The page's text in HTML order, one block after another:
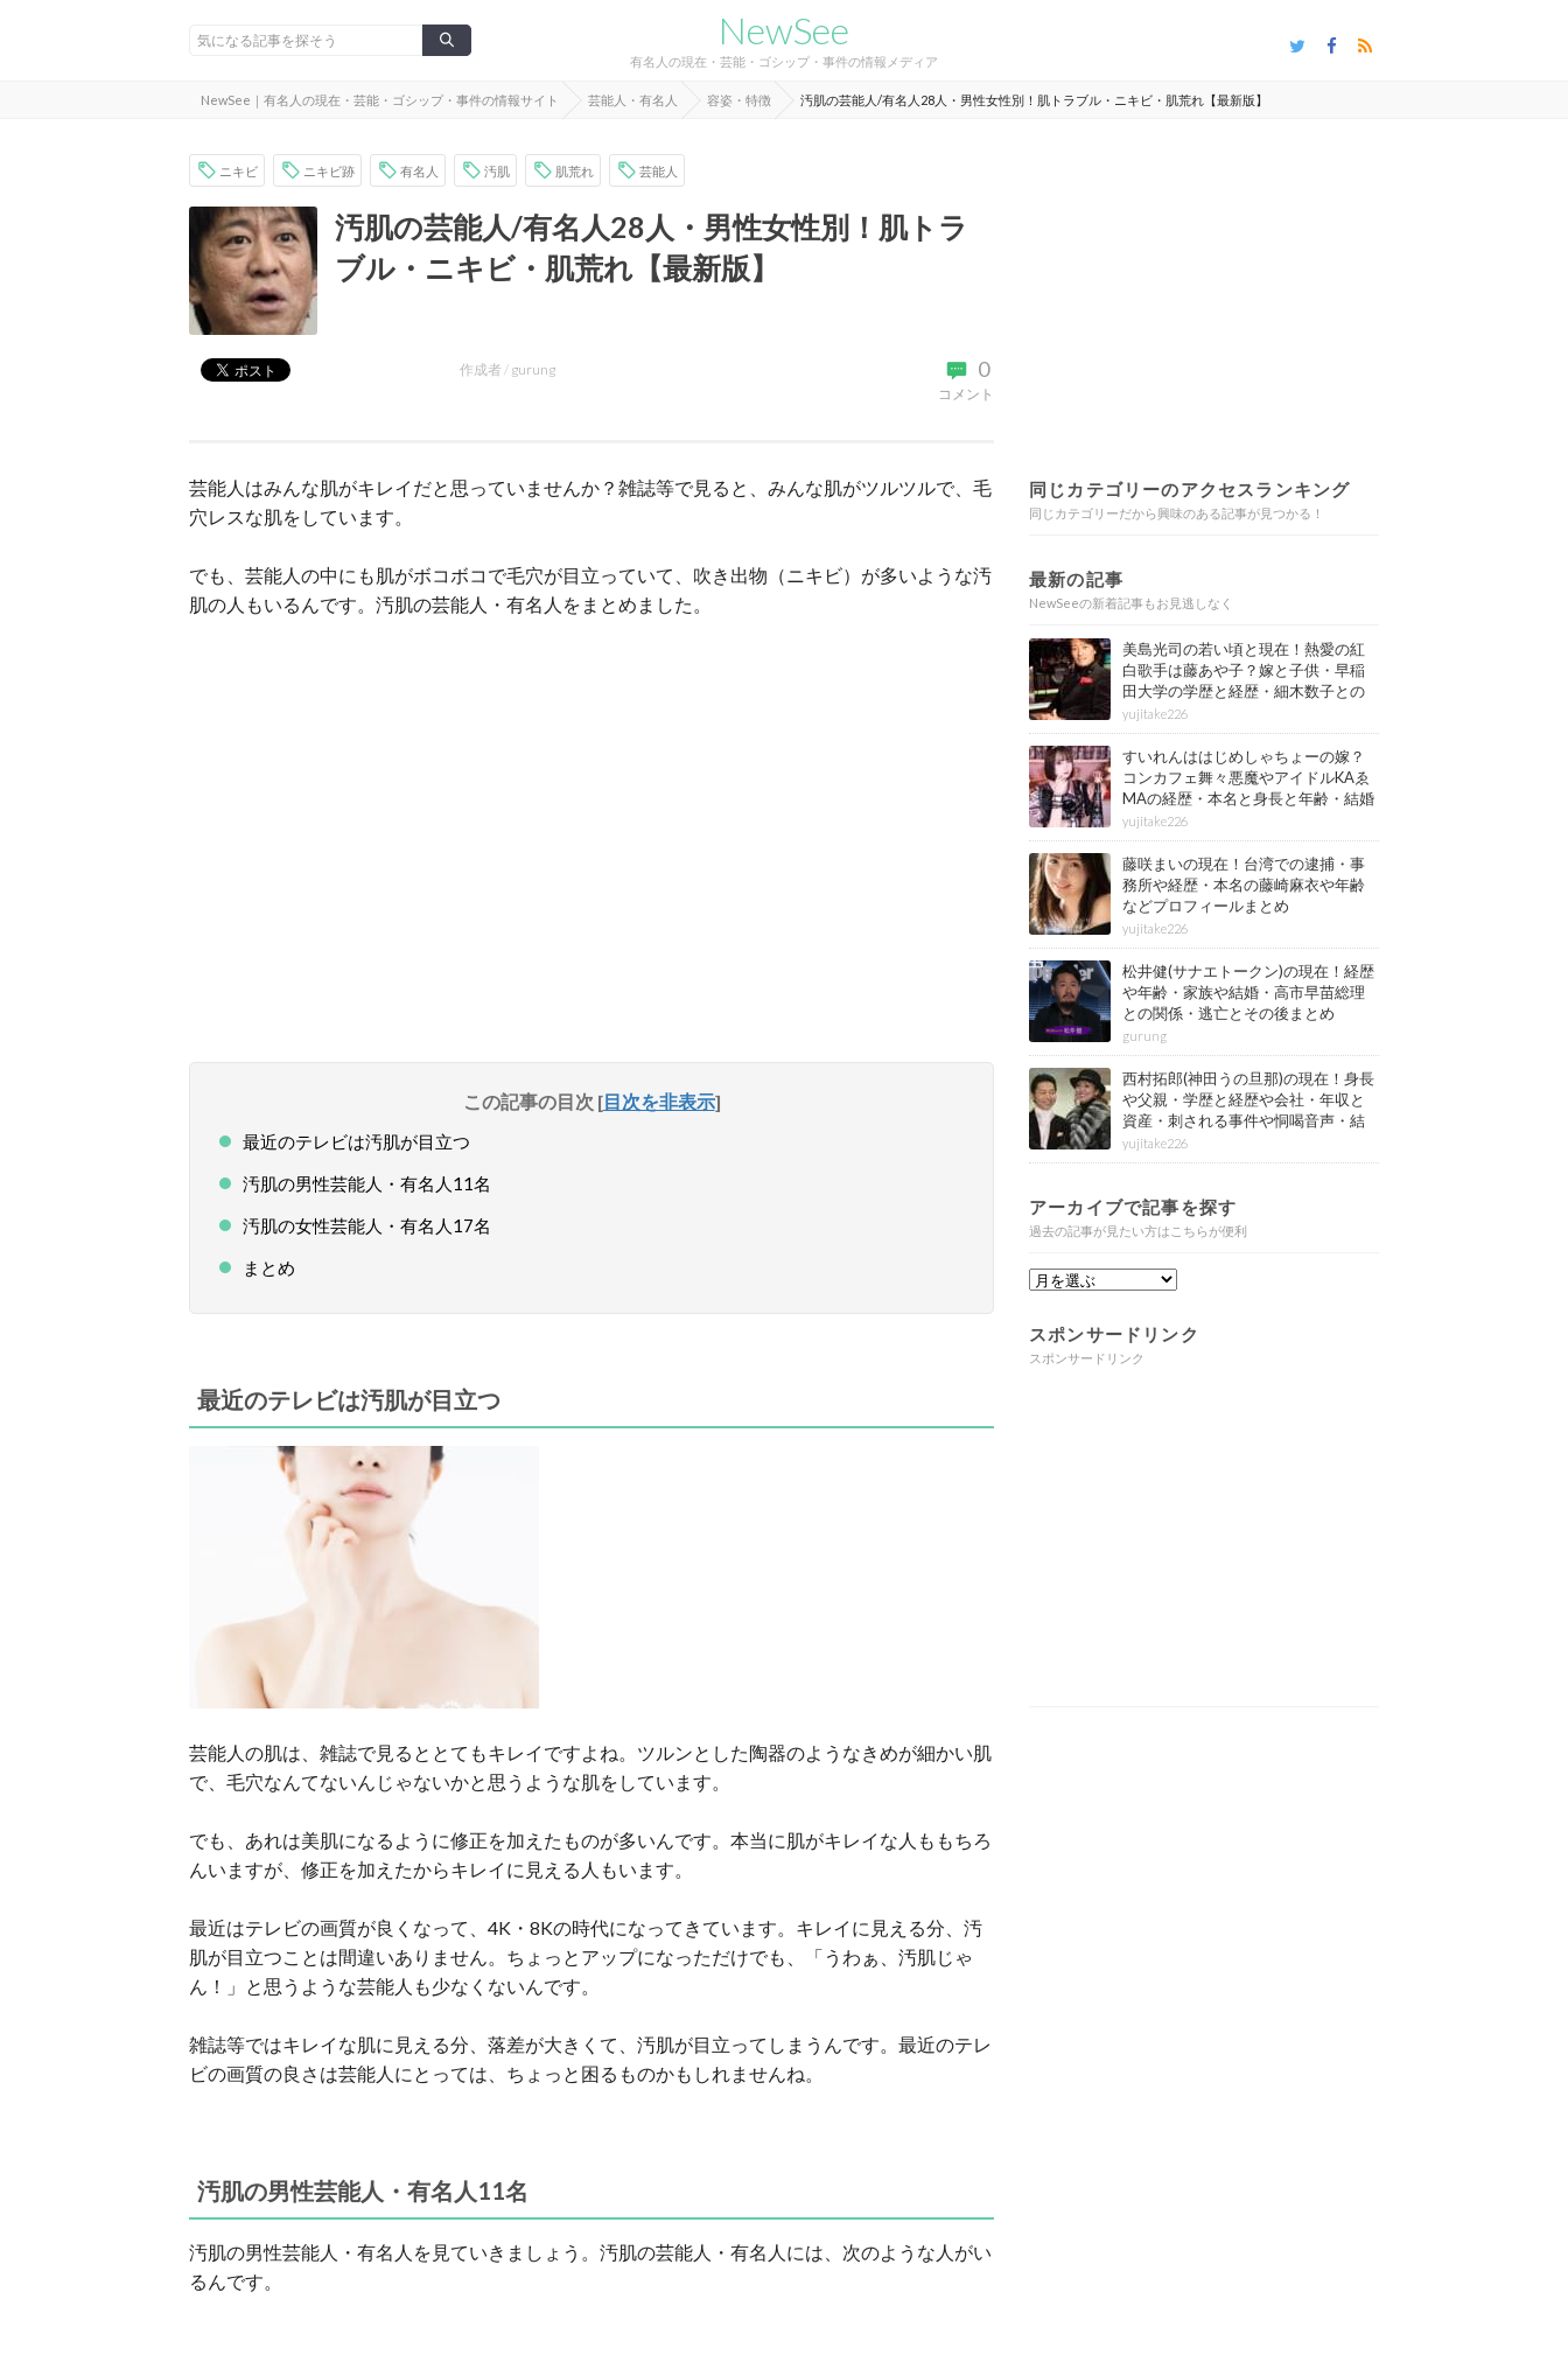
NewSee
有名人の現在・芸能・ゴシップ・事件の情報メディア
NewSee｜有名人の現在・芸能・ゴシップ・事件の情報サイト 芸能人・有名人 容姿・特徴 汚肌の芸能人/有名人28人・男性女性別！肌トラブル・ニキビ・肌荒れ【最新版】
ニキビ ニキビ跡 有名人 汚肌 肌荒れ 芸能人
汚肌の芸能人/有名人28人・男性女性別！肌トラ
ブル・ニキビ・肌荒れ【最新版】
0
コメント
作成者 / gurung
芸能人はみんな肌がキレイだと思っていませんか？雑誌等で見ると、みんな肌がツルツルで、毛
穴レスな肌をしています。
でも、芸能人の中にも肌がボコボコで毛穴が目立っていて、吹き出物（ニキビ）が多いような汚
肌の人もいるんです。汚肌の芸能人・有名人をまとめました。
この記事の目次 [目次を非表示]
最近のテレビは汚肌が目立つ
汚肌の男性芸能人・有名人11名
汚肌の女性芸能人・有名人17名
まとめ
最近のテレビは汚肌が目立つ
芸能人の肌は、雑誌で見るととてもキレイですよね。ツルンとした陶器のようなきめが細かい肌
で、毛穴なんてないんじゃないかと思うような肌をしています。
でも、あれは美肌になるように修正を加えたものが多いんです。本当に肌がキレイな人ももちろ
んいますが、修正を加えたからキレイに見える人もいます。
最近はテレビの画質が良くなって、4K・8Kの時代になってきています。キレイに見える分、汚
肌が目立つことは間違いありません。ちょっとアップになっただけでも、「うわぁ、汚肌じゃ
ん！」と思うような芸能人も少なくないんです。
雑誌等ではキレイな肌に見える分、落差が大きくて、汚肌が目立ってしまうんです。最近のテレ
ビの画質の良さは芸能人にとっては、ちょっと困るものかもしれませんね。
汚肌の男性芸能人・有名人11名
汚肌の男性芸能人・有名人を見ていきましょう。汚肌の芸能人・有名人には、次のような人がい
るんです。
同じカテゴリーのアクセスランキング
同じカテゴリーだから興味のある記事が見つかる！
最新の記事
NewSeeの新着記事もお見逃しなく
美島光司の若い頃と現在！熱愛の紅
白歌手は藤あや子？嫁と子供・早稲
田大学の学歴と経歴・細木数子との
確執もまとめ
yujitake226
すいれんははじめしゃちょーの嫁？
コンカフェ舞々悪魔やアイドルKAゑ
MAの経歴・本名と身長と年齢・結婚
情報もまとめ
yujitake226
藤咲まいの現在！台湾での逮捕・事
務所や経歴・本名の藤崎麻衣や年齢
などプロフィールまとめ
yujitake226
松井健(サナエトークン)の現在！経歴
や年齢・家族や結婚・高市早苗総理
との関係・逃亡とその後まとめ
gurung
西村拓郎(神田うの旦那)の現在！身長
や父親・学歴と経歴や会社・年収と
資産・刺される事件や恫喝音声・結
婚と子供や自宅・脳梗塞の病気もま
とめ
yujitake226
アーカイブで記事を探す
過去の記事が見たい方はこちらが便利
スポンサードリンク
スポンサードリンク